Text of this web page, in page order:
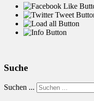
Suche
Suchen ...